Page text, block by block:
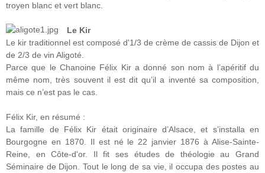
troyen blanc et vert blanc.
Le Kir
Le kir traditionnel est composé d'1/3 de crème de cassis de Dijon et
de 2/3 de vin Aligoté.
Parce que le Chanoine Félix Kir a donné son nom à l’apéritif du
même nom, très souvent il est dit qu’il a inventé sa composition,
mais ce n’est pas le cas.
Félix Kir, en résumé :
La famille de Félix Kir était originaire d’Alsace, et s’installa en
Bourgogne en 1870. Il est né le 22 janvier 1876 à Alise-Sainte-
Reine, en Côte-d'or. Il fit ses études de théologie au Grand
Séminaire de Dijon. Tout le long de sa vie, il occupa des postes au